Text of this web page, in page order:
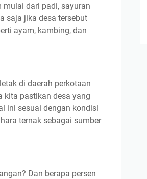
mulai dari padi, sayuran
saja jika desa tersebut
ayam, kambing, dan
di daerah perkotaan
kita pastikan desa yang
ini sesuai dengan kondisi
ternak sebagai sumber
Dan berapa persen